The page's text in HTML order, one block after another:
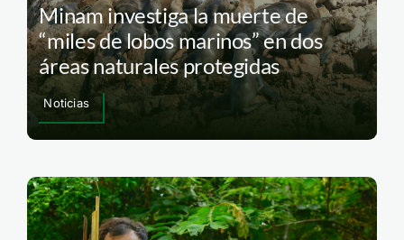
Minam investiga la muerte de
“miles de lobos marinos” en dos
áreas naturales protegidas
Noticias